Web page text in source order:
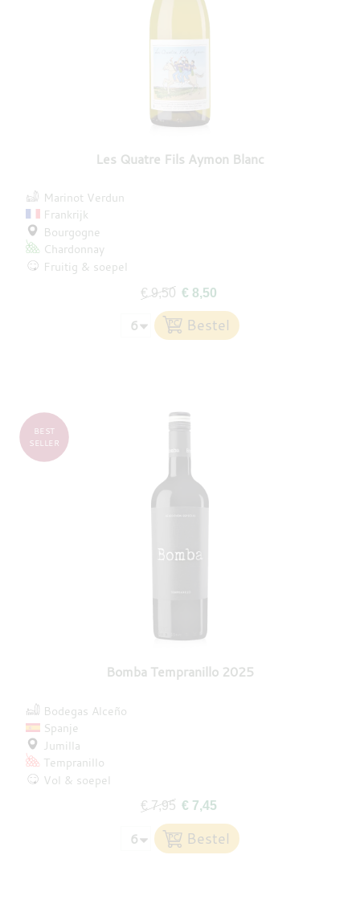
Les Quatre Fils Aymon Blanc
Marinot Verdun
Frankrijk
Bourgogne
Chardonnay
Fruitig & soepel
€ 9,50 € 8,50
Bomba Tempranillo 2025
BEST
SELLER
Bodegas Alceño
Spanje
Jumilla
Tempranillo
Vol & soepel
€ 7,95 € 7,45